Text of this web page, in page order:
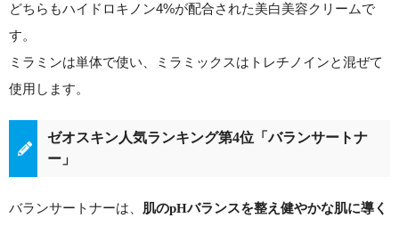
どちらもハイドロキノン4%が配合された美白美容クリームで
す。
ミラミンは単体で使い、ミラミックスはトレチノインと混ぜて
使用します。
ゼオスキン人気ランキング第4位「バランサートナ
ー」
バランサートナーは、 肌のpHバランスを整え健やかな肌に導く